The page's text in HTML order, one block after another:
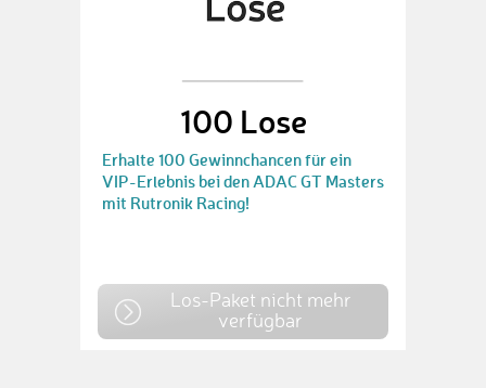
100 Lose
Erhalte 100 Gewinnchancen für ein
VIP-Erlebnis bei den ADAC GT Masters
mit Rutronik Racing!
Los-Paket nicht mehr
verfügbar